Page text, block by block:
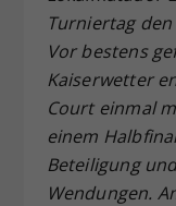
Turniertag
Vor bestens
Kaiserwetter
Court einmal
einem
Beteiligung
Wendungen.
Zweck